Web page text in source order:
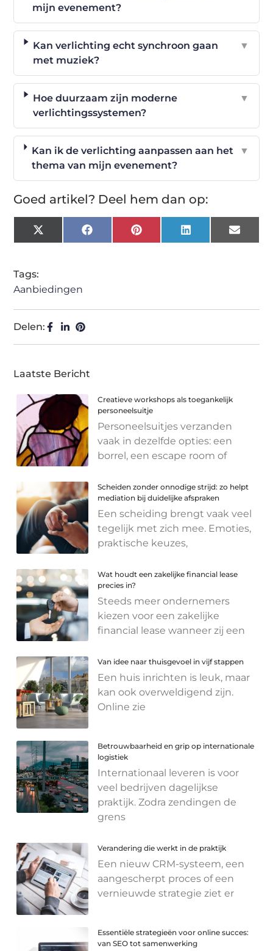
mijn evenement?
Kan verlichting echt synchroon gaan
met muziek?
▼
Hoe duurzaam zijn moderne
verlichtingssystemen?
▼
Kan ik de verlichting aanpassen aan het
thema van mijn evenement?
▼
Goed artikel? Deel hem dan op:
X
(Twitter)
FacebookPinterest LinkedIn Email
Tags:
Aanbiedingen
Delen:
Laatste Bericht
Creatieve workshops als toegankelijk
personeelsuitje
Personeelsuitjes verzanden
vaak in dezelfde opties: een
borrel, een escape room of
Scheiden zonder onnodige strijd: zo helpt
mediation bij duidelijke afspraken
Een scheiding brengt vaak veel
tegelijk met zich mee. Emoties,
praktische keuzes,
Wat houdt een zakelijke financial lease
precies in?
Steeds meer ondernemers
kiezen voor een zakelijke
financial lease wanneer zij een
Van idee naar thuisgevoel in vijf stappen
Een huis inrichten is leuk, maar
kan ook overweldigend zijn.
Online zie
Betrouwbaarheid en grip op internationale
logistiek
Internationaal leveren is voor
veel bedrijven dagelijkse
praktijk. Zodra zendingen de
grens
Verandering die werkt in de praktijk
Een nieuw CRM-systeem, een
aangescherpt proces of een
vernieuwde strategie ziet er
Essentiële strategieën voor online succes:
van SEO tot samenwerking